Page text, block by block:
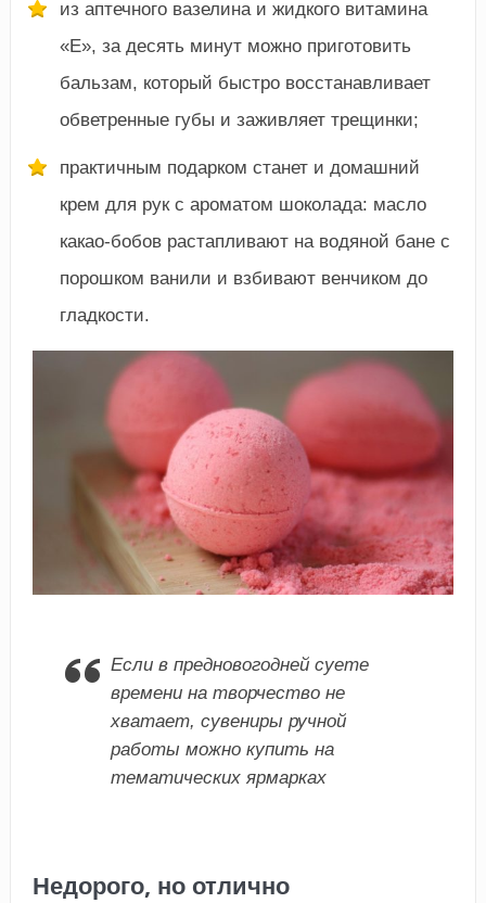
из аптечного вазелина и жидкого витамина
«E», за десять минут можно приготовить
бальзам, который быстро восстанавливает
обветренные губы и заживляет трещинки;
практичным подарком станет и домашний
крем для рук с ароматом шоколада: масло
какао-бобов растапливают на водяной бане с
порошком ванили и взбивают венчиком до
гладкости.
Если в предновогодней суете
времени на творчество не
хватает, сувениры ручной
работы можно купить на
тематических ярмарках
Недорого, но отлично